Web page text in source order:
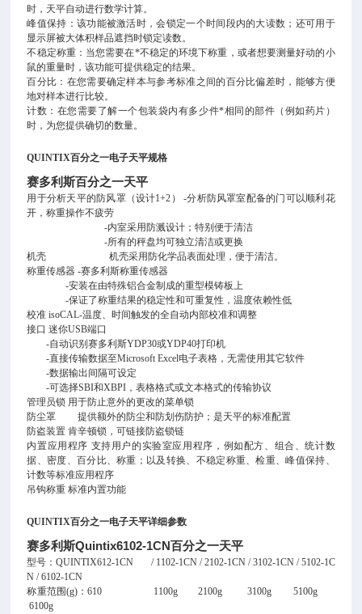
时，天平自动进行数学计算。
峰值保持：该功能被激活时，会锁定一个时间段内的大读数；还可用于
显示屏被大体积样品遮挡时锁定读数。
不稳定称重：当您需要在*不稳定的环境下称重，或者想要测量好动的小
鼠的重量时，该功能可提供稳定的结果。
百分比：在您需要确定样本与参考标准之间的百分比偏差时，能够方便
地对样本进行比较。
计数：在您需要了解一个包装袋内有多少件*相同的部件（例如药片）
时，为您提供确切的数量。
QUINTIX百分之一电子天平规格
赛多利斯百分之一天平
用于分析天平的防风罩（设计1+2） -分析防风罩室配备的门可以顺利花
开，称重操作不疲劳
-内室采用防溅设计；特别便于清洁
-所有的秤盘均可独立清洁或更换
机壳 机壳采用防化学品表面处理，便于清洁。
称重传感器 -赛多利斯称重传感器
-安装在由特殊铝合金制成的重型模铸板上
-保证了称重结果的稳定性和可重复性，温度依赖性低
校准 isoCAL-温度、时间触发的全自动内部校准和调整
接口 迷你USB端口
-自动识别赛多利斯YDP30或YDP40打印机
-直接传输数据至Microsoft Excel电子表格，无需使用其它软件
-数据输出间隔可设定
-可选择SBI和XBPI，表格格式或文本格式的传输协议
管理员锁 用于防止意外的更改的菜单锁
防尘罩 提供额外的防尘和防划伤防护；是天平的标准配置
防盗装置 肯辛顿锁，可链接防盗锁链
内置应用程序 支持用户的实验室应用程序，例如配方、组合、统计数
据、密度、百分比、称重；以及转换、不稳定称重、检重、峰值保持、
计数等标准应用程序
吊钩称重 标准内置功能
QUINTIX百分之一电子天平详细参数
赛多利斯Quintix6102-1CN百分之一天平
型号：QUINTIX612-1CN / 1102-1CN / 2102-1CN / 3102-1CN / 5102-1C
N / 6102-1CN
称重范围(g)：610 1100g 2100g 3100g 5100g
6100g